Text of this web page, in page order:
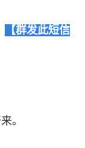
【群发此短信
。